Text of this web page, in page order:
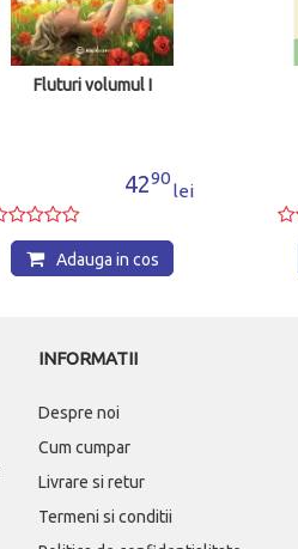
Ciocnirea
5999
lei
Adauga in cos
INFORMATII
Despre noi
Cum cumpar
Livrare si retur
Termeni si conditii